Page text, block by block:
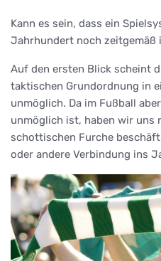
Kann es sein, dass ein
Jahrhundert noch zeitgemäß
Auf den ersten Blick scheint
taktischen Grundordnung in
unmöglich. Da im Fußball
unmöglich ist, haben wir uns
schottischen Furche
oder andere Verbindung ins